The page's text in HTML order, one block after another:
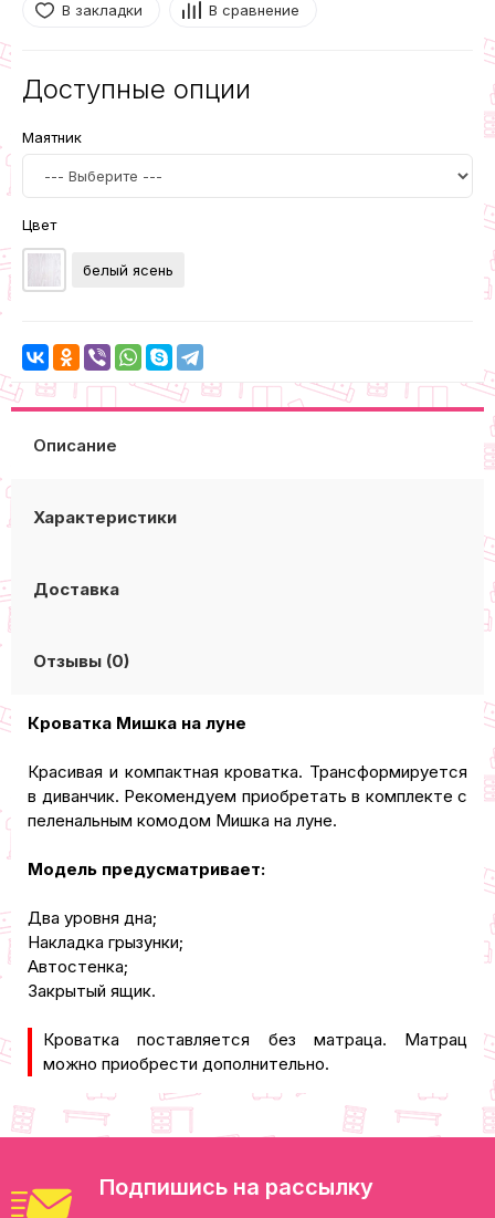
В закладки В сравнение
Доступные опции
Маятник
Цвет
белый ясень
Описание
Характеристики
Доставка
Отзывы (0)
Кроватка Мишка на луне
Красивая и компактная кроватка. Трансформируется
в диванчик. Рекомендуем приобретать в комплекте с
пеленальным комодом Мишка на луне.
Модель предусматривает:
Два уровня дна;
Накладка грызунки;
Автостенка;
Закрытый ящик.
Кроватка поставляется без матраца. Матрац
можно приобрести дополнительно.
Подпишись на рассылку